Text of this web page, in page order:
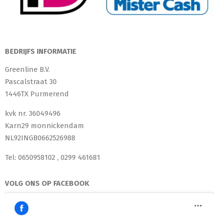
BEDRIJFS INFORMATIE
Greenline B.V.
Pascalstraat 30
1446TX Purmerend
kvk nr. 36049496
Karn29 monnickendam
NL92INGB0662526988
Tel: 0650958102 , 0299 461681
VOLG ONS OP FACEBOOK